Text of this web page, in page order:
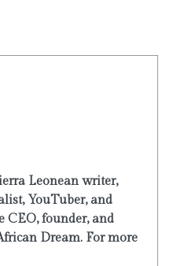
Leonean writer,
YouTuber, and
CEO, founder, and
Dream. For more